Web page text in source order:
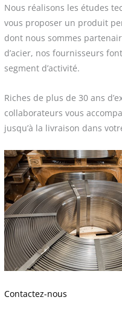
Nous réalisons les études
vous proposer un produit
dont nous sommes
d’acier, nos fournisseurs
segment d’activité.
Riches de plus de 30 ans
collaborateurs vous
jusqu’à la livraison dans
Contactez-nous